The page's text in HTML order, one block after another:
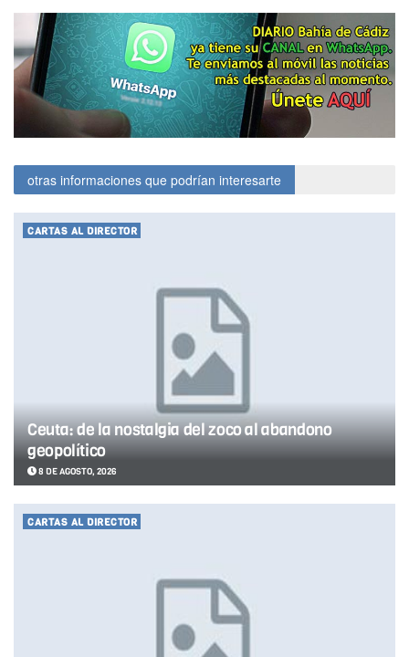
otras informaciones que podrían interesarte
CARTAS AL DIRECTOR
Ceuta: de la nostalgia del zoco al abandono
geopolítico
8 DE AGOSTO, 2026
CARTAS AL DIRECTOR